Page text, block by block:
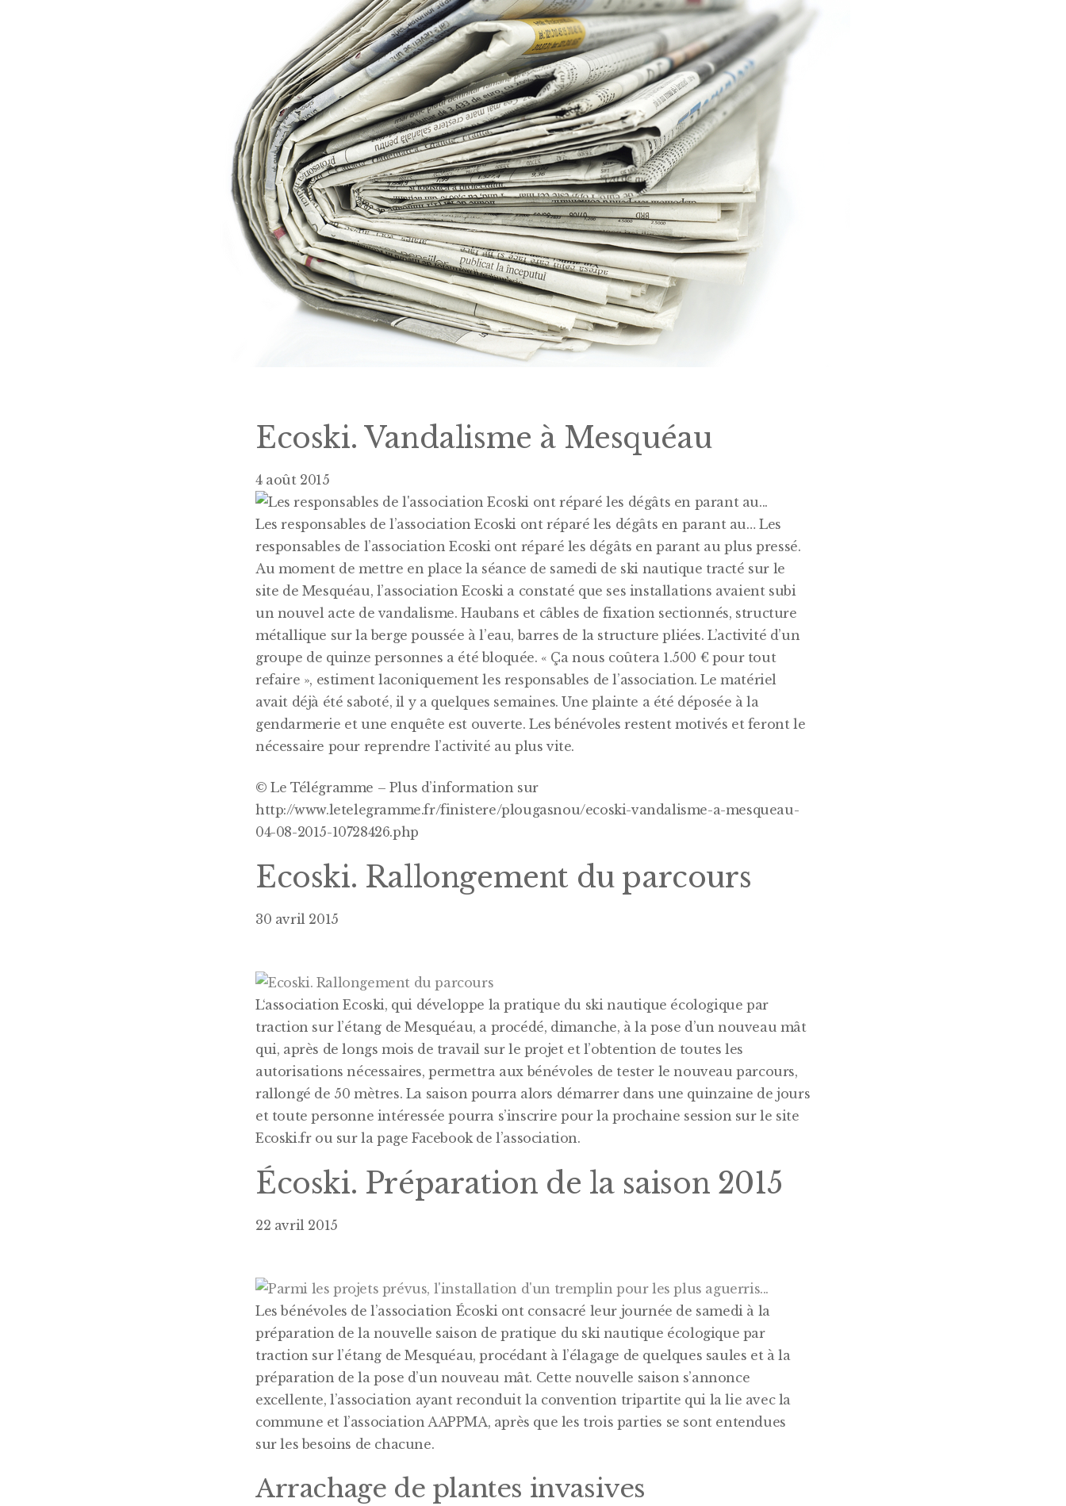
Ecoski. Vandalisme à Mesquéau
4 août 2015
Les responsables de l’association Ecoski ont réparé les dégâts en parant au… Les
responsables de l’association Ecoski ont réparé les dégâts en parant au plus pressé.
Au moment de mettre en place la séance de samedi de ski nautique tracté sur le
site de Mesquéau, l’association Ecoski a constaté que ses installations avaient subi
un nouvel acte de vandalisme. Haubans et câbles de fixation sectionnés, structure
métallique sur la berge poussée à l’eau, barres de la structure pliées. L’activité d’un
groupe de quinze personnes a été bloquée. « Ça nous coûtera 1.500 € pour tout
refaire », estiment laconiquement les responsables de l’association. Le matériel
avait déjà été saboté, il y a quelques semaines. Une plainte a été déposée à la
gendarmerie et une enquête est ouverte. Les bénévoles restent motivés et feront le
nécessaire pour reprendre l’activité au plus vite.
© Le Télégramme – Plus d’information sur
http://www.letelegramme.fr/finistere/plougasnou/ecoski-vandalisme-a-mesqueau-
04-08-2015-10728426.php
Ecoski. Rallongement du parcours
30 avril 2015
L‘association Ecoski, qui développe la pratique du ski nautique écologique par
traction sur l’étang de Mesquéau, a procédé, dimanche, à la pose d’un nouveau mât
qui, après de longs mois de travail sur le projet et l’obtention de toutes les
autorisations nécessaires, permettra aux bénévoles de tester le nouveau parcours,
rallongé de 50 mètres. La saison pourra alors démarrer dans une quinzaine de jours
et toute personne intéressée pourra s’inscrire pour la prochaine session sur le site
Ecoski.fr ou sur la page Facebook de l’association.
Écoski. Préparation de la saison 2015
22 avril 2015
Les bénévoles de l’association Écoski ont consacré leur journée de samedi à la
préparation de la nouvelle saison de pratique du ski nautique écologique par
traction sur l’étang de Mesquéau, procédant à l’élagage de quelques saules et à la
préparation de la pose d’un nouveau mât. Cette nouvelle saison s’annonce
excellente, l’association ayant reconduit la convention tripartite qui la lie avec la
commune et l’association AAPPMA, après que les trois parties se sont entendues
sur les besoins de chacune.
Arrachage de plantes invasives